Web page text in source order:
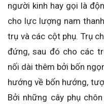
người kinh hay gọi là
cho lực lượng nam
trụ và các cột phụ. Trụ
đứng, sau đó cho các
nối dài thêm bởi bốn
hướng về bốn hướng,
Bởi những cây phụ